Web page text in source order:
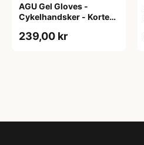
AGU Gel Gloves -
Cykelhandsker - Korte
239,00 kr